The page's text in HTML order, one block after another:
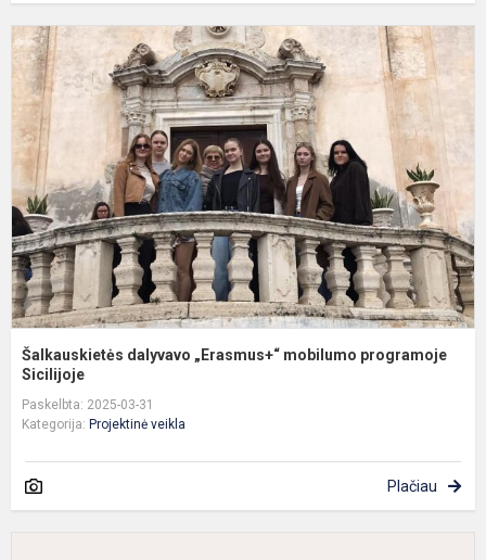
Šalkauskietės dalyvavo „Erasmus+“ mobilumo programoje
Sicilijoje
Paskelbta: 2025-03-31
Kategorija: Projektinė veikla
Plačiau